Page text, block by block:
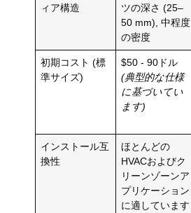
ィア構造
ツの深さ (25–
50 mm), 中程度
の密度
初期コスト (標
準サイズ)
$50 - 90ドル
(典型的な仕様
に基づいてい
ます)
インストール互
換性
ほとんどの
HVACおよびク
リーンゾーンア
プリケーション
に適しています